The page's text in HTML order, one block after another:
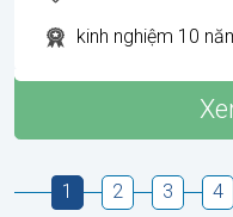
kinh nghiệm 10
1 2 3 4